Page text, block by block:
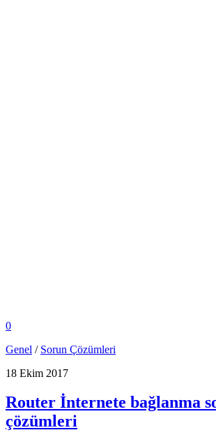
0
Genel / Sorun Çözümleri
18 Ekim 2017
Router İnternete bağlanma
çözümleri